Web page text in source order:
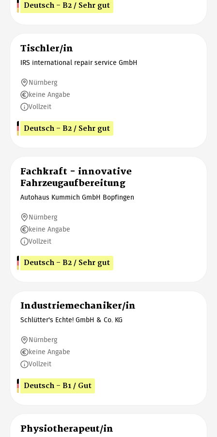
Deutsch - B2 / Sehr gut
Tischler/in
IRS international repair service GmbH
Nürnberg
keine Angabe
Vollzeit
Deutsch - B2 / Sehr gut
Fachkraft - innovative
Fahrzeugaufbereitung
Autohaus Kummich GmbH Bopfingen
Nürnberg
keine Angabe
Vollzeit
Deutsch - B2 / Sehr gut
Industriemechaniker/in
Schlütter's Echte! GmbH & Co. KG
Nürnberg
keine Angabe
Vollzeit
Deutsch - B1 / Gut
Physiotherapeut/in